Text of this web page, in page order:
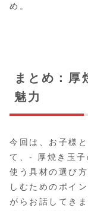
め。
まとめ：厚
魅力
今回は、お子様
て、- 厚焼き玉
使う具材の選び
しむためのポイ
がらお話してき